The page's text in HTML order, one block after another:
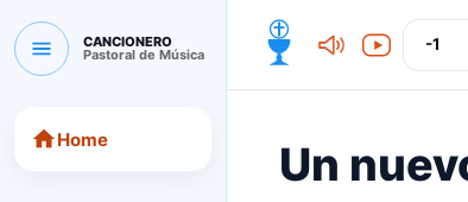
CANCIONERO
Pastoral de Música
CANCIONERO Pastoral de Música
Home
-1
Un